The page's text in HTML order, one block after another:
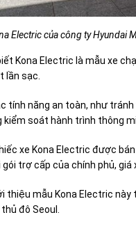
Electric của công ty
Kona Electric là mẫu xe
lần sạc.
tính năng an toàn, như
soát hành trình thông
xe Kona Electric được
trợ cấp của chính phủ, giá
thiệu mẫu Kona Electric
đô Seoul.